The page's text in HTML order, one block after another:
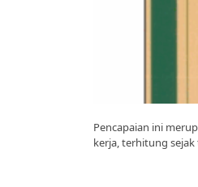
Pencapaian ini
kerja, terhitung sejak